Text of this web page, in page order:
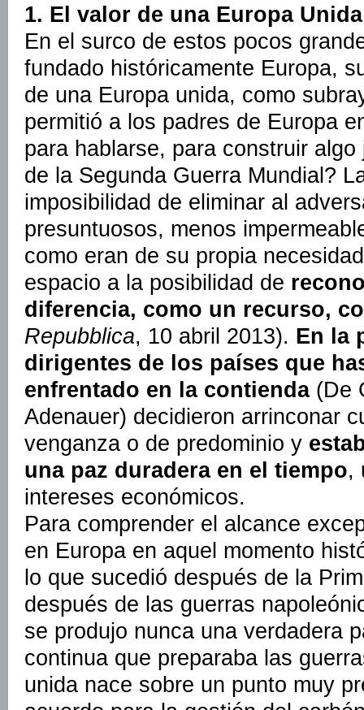
1. El valor de una Europa Unida
En el surco de estos pocos
fundado históricamente Europa,
de una Europa unida, como
permitió a los padres de Europa
para hablarse, para construir
de la Segunda Guerra Mundial?
imposibilidad de eliminar al
presuntuosos, menos
como eran de su propia
espacio a la posibilidad de
diferencia, como un recurso,
Repubblica, 10 abril 2013). En la
dirigentes de los países que
enfrentado en la contienda(De
Adenauer) decidieron arrinconar
venganza o de predominio y
una paz duradera en el tiempo,
intereses económicos.
Para comprender el alcance
en Europa en aquel momento
lo que sucedió después de la
después de las guerras
se produjo nunca una verdadera
continua que preparaba las
unida nace sobre un punto muy